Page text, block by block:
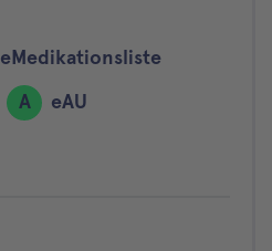
eMedikationsliste
A
eAU